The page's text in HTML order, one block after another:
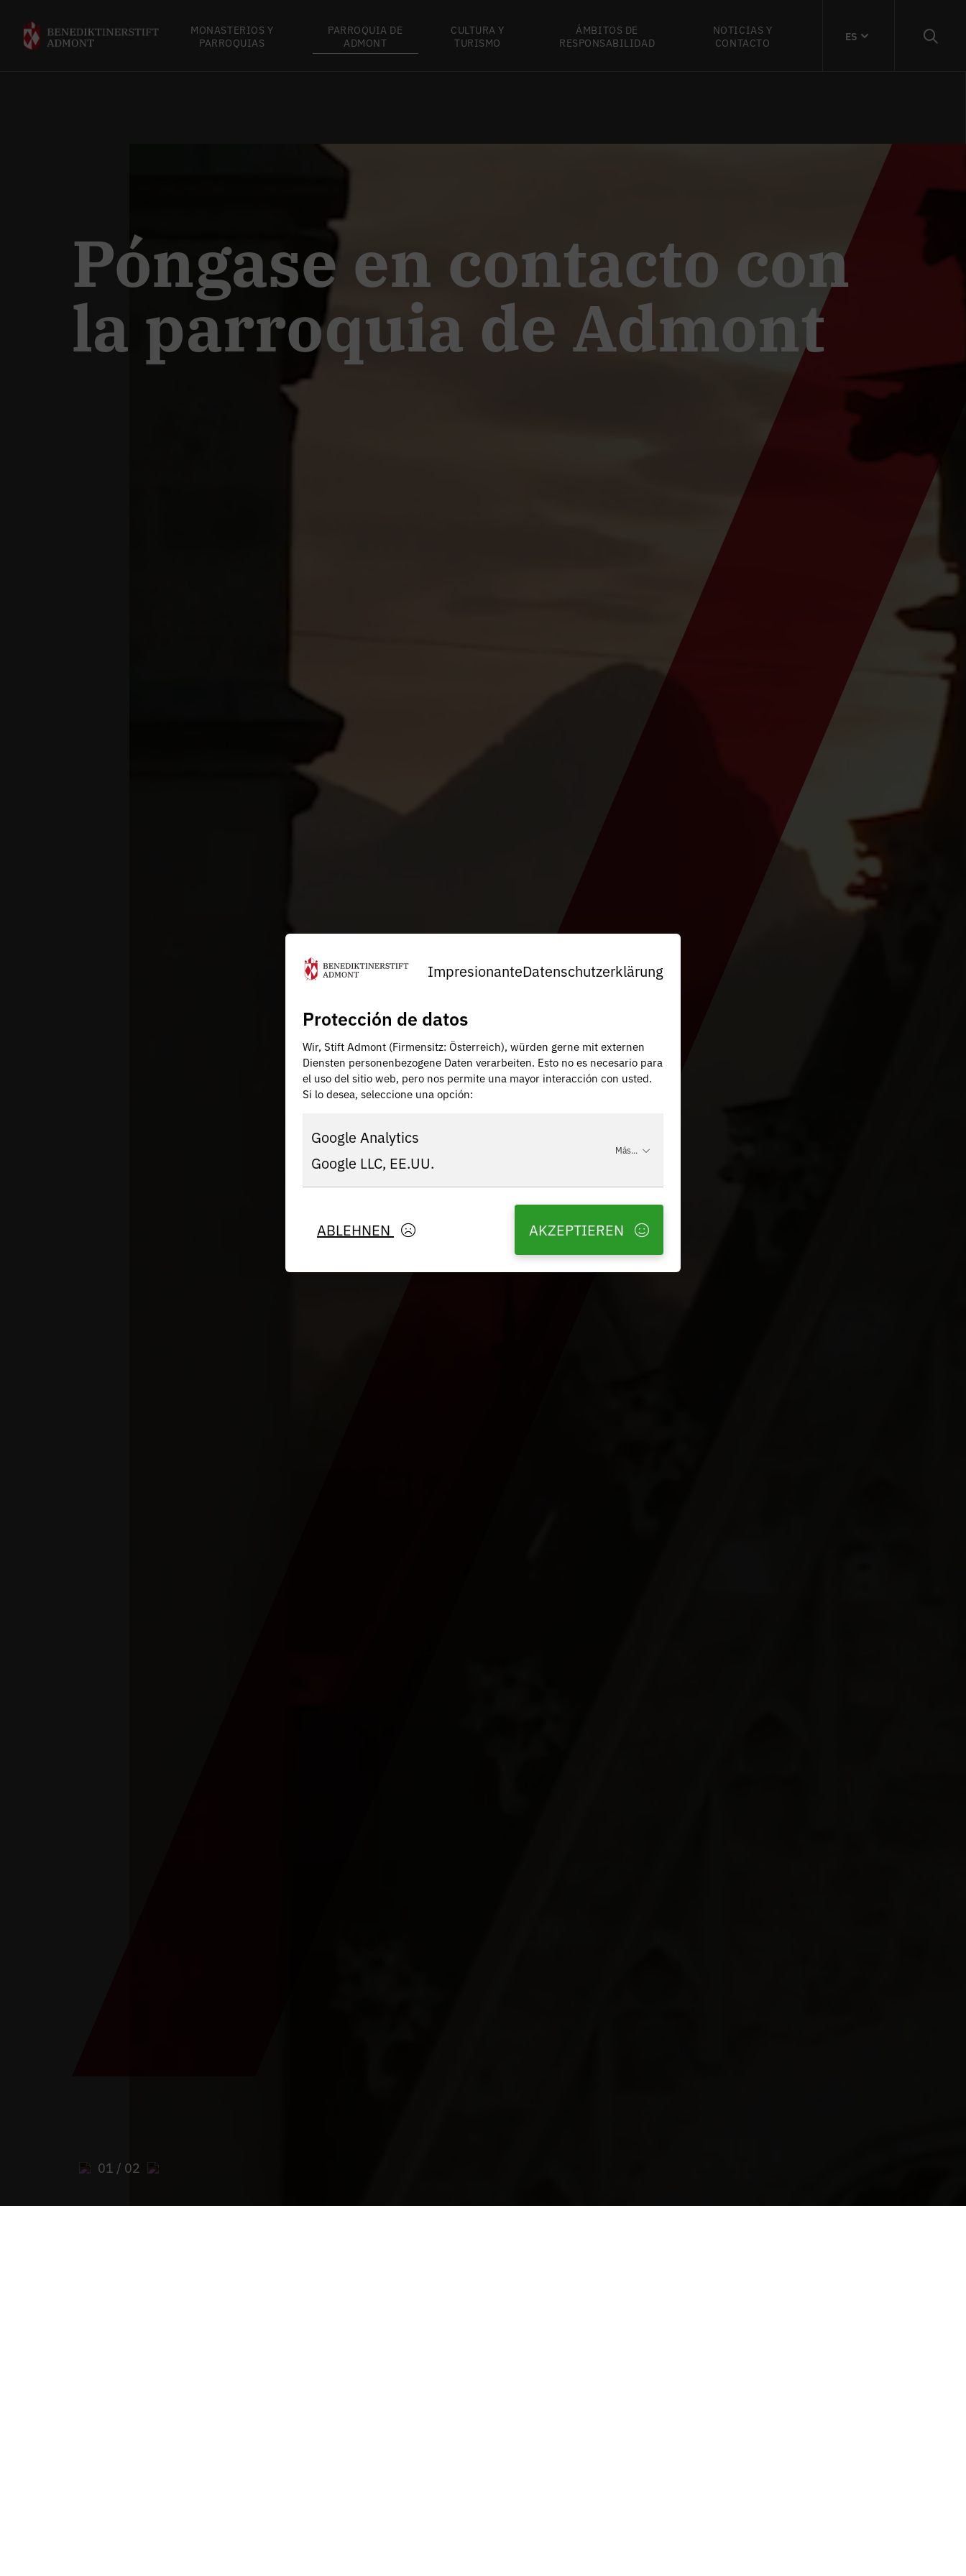
MONASTERIOS Y
PARROQUIAS
PARROQUIA DE
ADMONT
CULTURA Y
TURISMO
ÁMBITOS DE
RESPONSABILIDAD
NOTICIAS Y
CONTACTO
ES
Póngase en contacto con
la parroquia de Admont
01 / 02
ImpresionanteDatenschutzerklärung
Protección de datos
Wir, Stift Admont (Firmensitz: Österreich), würden gerne mit externen
Diensten personenbezogene Daten verarbeiten. Esto no es necesario para
el uso del sitio web, pero nos permite una mayor interacción con usted.
Si lo desea, seleccione una opción:
Google Analytics
Google LLC, EE.UU.
Más...
ABLEHNEN AKZEPTIEREN